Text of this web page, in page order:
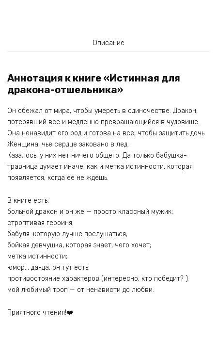
Описание
Аннотация к книге «Истинная для
дракона-отшельника»
Он сбежал от мира, чтобы умереть в одиночестве. Дракон,
потерявший все и медленно превращающийся в чудовище.
Она ненавидит его род и готова на все, чтобы защитить дочь.
Женщина, чье сердце заковано в лед.
Казалось, у них нет ничего общего. Да только бабушка-
травница думает иначе, как и метка истинности, которая
появляется, когда ее не ждешь.
В книге есть:
больной дракон и он же — просто классный мужик;
строптивая героиня;
бабуля. которую лучше послушаться;
бойкая девчушка, которая знает, чего хочет;
метка истинности;
юмор… да-да, он тут есть;
противостояние характеров (интересно, кто победит? )
мой любимый троп — от ненависти до любви.
Приятного чтения!❤️